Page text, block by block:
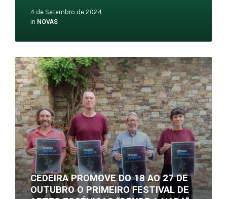
4 de Setembro de 2024
in NOVAS
CEDEIRA PROMOVE DO 18 AO 27 DE
OUTUBRO O PRIMEIRO FESTIVAL DE
Read
More